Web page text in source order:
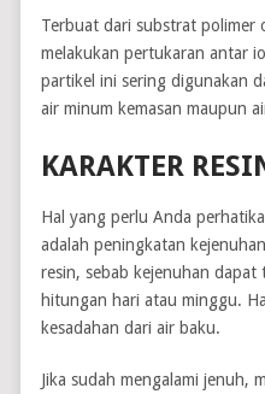
Terbuat dari substrat polimer
melakukan pertukaran antar
partikel ini sering digunakan
air minum kemasan maupun
KARAKTER
Hal yang perlu Anda
adalah peningkatan
resin, sebab kejenuhan dapat
hitungan hari atau minggu.
kesadahan dari air baku.
Jika sudah mengalami jenuh,